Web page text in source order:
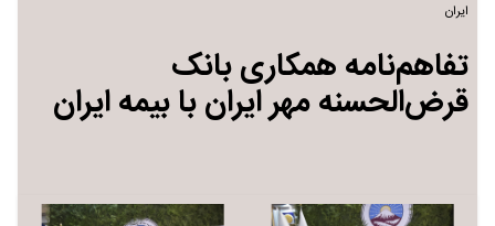
تفاهم‌نامه همکاری بانک
قرض‌الحسنه مهر ایران با بیمه ایران
ایران